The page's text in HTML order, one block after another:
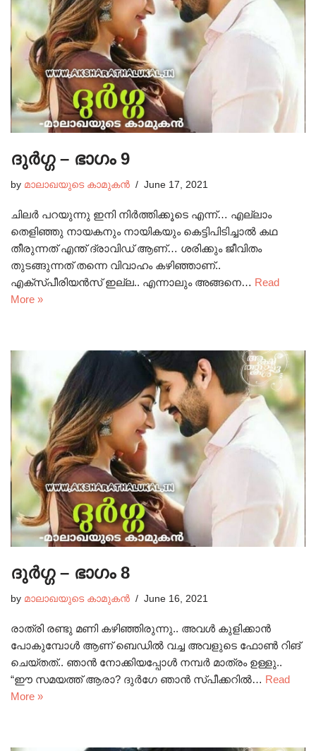
ദുർഗ്ഗ – ഭാഗം 9
by മാലാഖയുടെ കാമുകൻ June 17, 2021
ചിലർ പറയുന്നു ഇനി നിർത്തിക്കൂടെ എന്ന്… എല്ലാം
തെളിഞ്ഞു നായകനും നായികയും കെട്ടിപിടിച്ചാൽ കഥ
തീരുന്നത് എന്ത് ദ്രാവിഡ് ആണ്… ശരിക്കും ജീവിതം
തുടങ്ങുന്നത് തന്നെ വിവാഹം കഴിഞ്ഞാണ്..
എക്സ്പീരിയൻസ് ഇല്ല.. എന്നാലും അങ്ങനെ… Read
More »
ദുർഗ്ഗ – ഭാഗം 8
by മാലാഖയുടെ കാമുകൻ June 16, 2021
രാത്രി രണ്ടു മണി കഴിഞ്ഞിരുന്നു.. അവൾ കുളിക്കാൻ
പോകുമ്പോൾ ആണ് ബെഡിൽ വച്ച അവളുടെ ഫോൺ റിങ്
ചെയ്‌തത്‌.. ഞാൻ നോക്കിയപ്പോൾ നമ്പർ മാത്രം ഉള്ളു..
“ഈ സമയത്ത് ആരാ? ദുർഗേ ഞാൻ സ്‌പീക്കറിൽ… Read
More »